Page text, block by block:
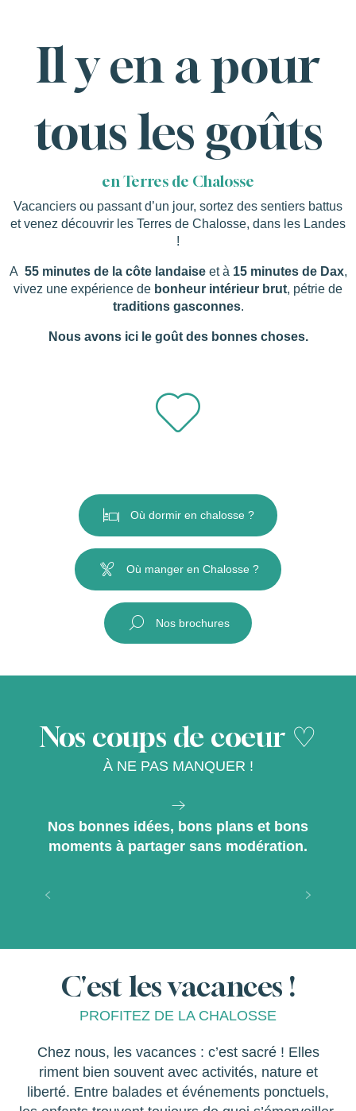
Il y en a pour
tous les goûts
en Terres de Chalosse
Vacanciers ou passant d’un jour, sortez des sentiers battus
et venez découvrir les Terres de Chalosse, dans les Landes
!
A 55 minutes de la côte landaiseet à 15 minutes de Dax,
vivez une expérience de bonheur intérieur brut, pétrie de
traditions gasconnes.
Nous avons ici le goût des bonnes choses.
Où dormir en chalosse ?
Où manger en Chalosse ?
Nos brochures
Nos coups de coeur ♡
À NE PAS MANQUER !
Nos bonnes idées, bons plans et bons
moments à partager sans modération.
LANDES EMOTIONS – Spectacles
C'est les vacances !
PROFITEZ DE LA CHALOSSE
Chez nous, les vacances : c’est sacré ! Elles
riment bien souvent avec activités, nature et
liberté. Entre balades et événements ponctuels,